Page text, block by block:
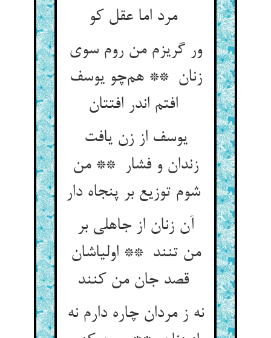
مرد اما عقل کو
ور گریزم من روم سوی
زنان ** هم‌چو یوسف
یوسف از زن یافت
زندان و فشار ** من
شوم توزیع بر پنجاه دار
آن زنان از جاهلی بر
من تنند ** اولیاشان
قصد جان من کنند
نه ز مردان چاره دارم نه